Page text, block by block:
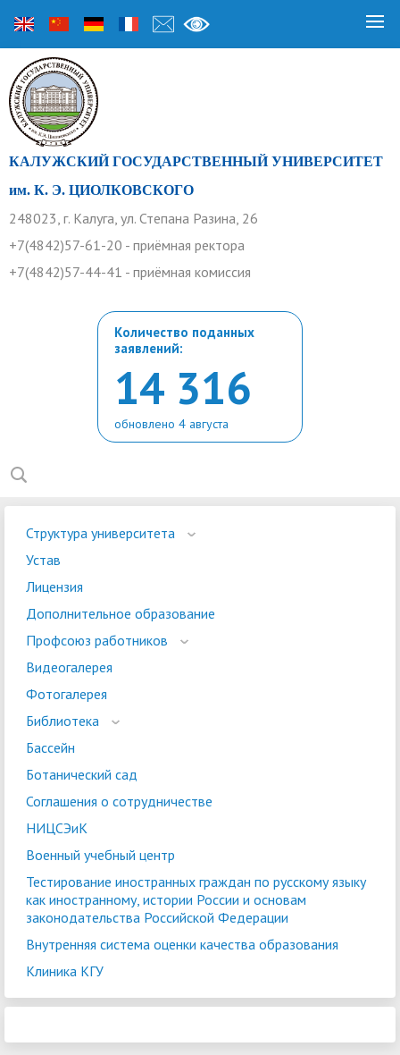
КАЛУЖСКИЙ ГОСУДАРСТВЕННЫЙ УНИВЕРСИТЕТ
им. К. Э. ЦИОЛКОВСКОГО
248023, г. Калуга, ул. Степана Разина, 26
+7(4842)57-61-20 - приёмная ректора
+7(4842)57-44-41 - приёмная комиссия
Количество поданных
заявлений:
14 316
обновлено 4 августа
Структура университета
Устав
Лицензия
Дополнительное образование
Профсоюз работников
Видеогалерея
Фотогалерея
Библиотека
Бассейн
Ботанический сад
Соглашения о сотрудничестве
НИЦСЭиК
Военный учебный центр
Тестирование иностранных граждан по русскому языку
как иностранному, истории России и основам
законодательства Российской Федерации
Внутренняя система оценки качества образования
Клиника КГУ